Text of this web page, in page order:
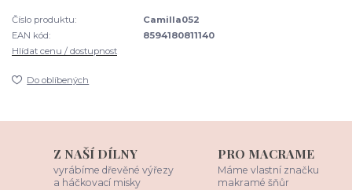
Číslo produktu:
Camilla052
EAN kód:
8594180811140
Hlídat cenu / dostupnost
Do oblíbených
Z NAŠÍ DÍLNY
vyrábíme dřevěné výřezy
a háčkovací misky
PRO MACRAME
Máme vlastní značku
makramé šňůr